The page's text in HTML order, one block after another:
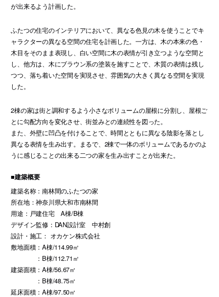
が出来るよう計画した。
ふたつの住宅のインテリアにおいて、異なる色見の木を使うことでキ
ャラクターの異なる空間の住宅を計画した。一方は、木の本来の色・
木目をそのまま表現し、白い空間に木の表情が引き立つような空間と
し、他方は、木にブラウン系の塗装を施すことで、木質の表情は残し
つつ、落ち着いた空間を実現させ、雰囲気の大きく異なる空間を実現
した。
2棟の家は街と調和するよう小さなボリュームの屋根に分割し、屋根ご
とに勾配方向を変化させ、街並みとの連続性を図った。
また、外壁に凹凸を付けることで、時間とともに異なる陰影を落とし
異なる表情を生み出す。まるで、2棟で一体のボリュームであるかのよ
うに感じることの出来る二つの家を生み出すことが出来た。
■建築概要
建築名称：南林間のふたつの家
所在地：神奈川県大和市南林間
用途：戸建住宅 A棟/B棟
デザイン監修：DAN設計室 中村創
設計・施工： オカケン株式会社
敷地面積：A棟/114.99㎡
：B棟/112.71㎡
建築面積：A棟/56.67㎡
：B棟/48.75㎡
延床面積：A棟/97.50㎡